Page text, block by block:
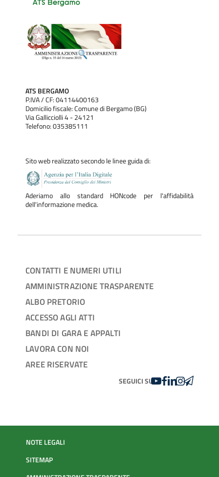
ATS BERGAMO
P.IVA / CF: 04114400163
Domicilio fiscale: Comune di Bergamo (BG)
Via Gallicciolli 4 - 24121
Telefono: 035385111
Sito web realizzato secondo le linee guida di:
Aderiamo allo standard HONcode per l'affidabilità
dell'informazione medica.
CONTATTI E NUMERI UTILI
AMMINISTRAZIONE TRASPARENTE
ALBO PRETORIO
ACCESSO AGLI ATTI
BANDI DI GARA E APPALTI
LAVORA CON NOI
AREE RISERVATE
SEGUICI SUYOUTUBE
FACEBOOK
LINKEDIN
INSTAGRAM
NOTE LEGALI
SITEMAP